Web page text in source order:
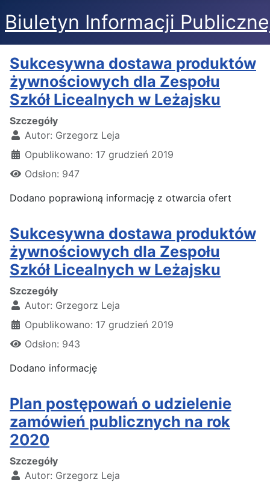
Biuletyn Informacji
Sukcesywna dostawa produktów
żywnościowych dla Zespołu
Szkół Licealnych w Leżajsku
Szczegóły
Autor: Grzegorz Leja
Opublikowano: 17 grudzień 2019
Odsłon: 947
Dodano poprawioną informację z otwarcia ofert
Sukcesywna dostawa produktów
żywnościowych dla Zespołu
Szkół Licealnych w Leżajsku
Szczegóły
Autor: Grzegorz Leja
Opublikowano: 17 grudzień 2019
Odsłon: 943
Dodano informację
Plan postępowań o udzielenie
zamówień publicznych na rok
2020
Szczegóły
Autor: Grzegorz Leja